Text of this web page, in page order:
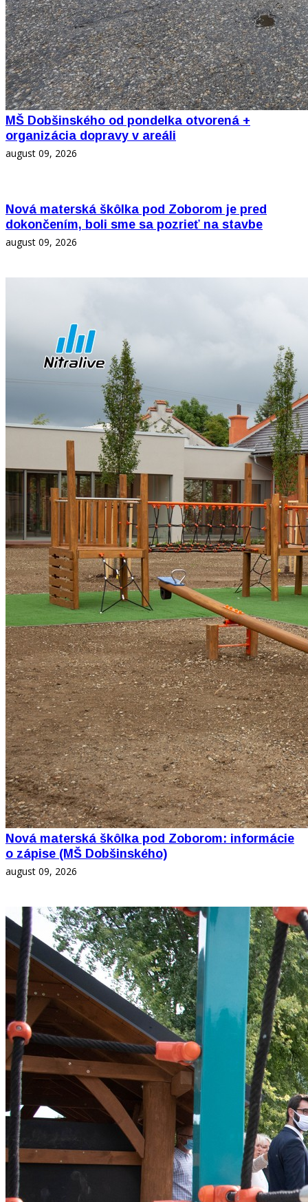
MŠ Dobšinského od pondelka otvorená +
organizácia dopravy v areáli
august 09, 2026
Nová materská škôlka pod Zoborom je pred
dokončením, boli sme sa pozrieť na stavbe
august 09, 2026
Nová materská škôlka pod Zoborom: informácie
o zápise (MŠ Dobšinského)
august 09, 2026